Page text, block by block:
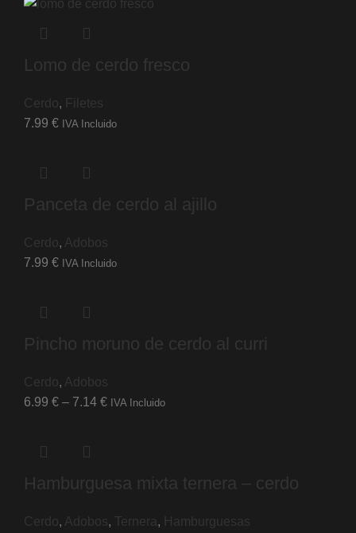
Lomo de cerdo fresco
Cerdo, Filetes
7.99 € IVA Incluido
Panceta de cerdo al ajillo
Cerdo, Adobos
7.99 € IVA Incluido
Pincho moruno de cerdo al curri
Cerdo, Adobos
6.99 € – 7.14 € IVA Incluido
Hamburguesa mixta ternera – cerdo
Cerdo, Adobos, Ternera, Hamburguesas